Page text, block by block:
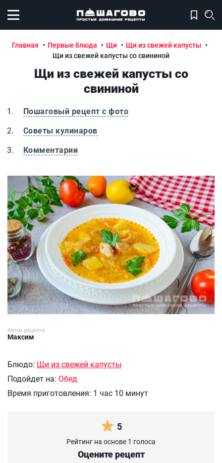
Открыть меню
Главная Первые блюда Щи
Щи из свежей капусты
Щи из свежей капусты со свининой
Щи из свежей капусты со
свининой
Пошаговый рецепт с фото
Советы кулинаров
Комментарии
Щи из свежей капусты со свининой
Автор рецепта:
Максим
Блюдо: Щи из свежей капусты
Подойдет на: Обед
Время приготовления: 1 час 10 минут
5
Рейтинг на основе 1 голоса
Оцените рецепт